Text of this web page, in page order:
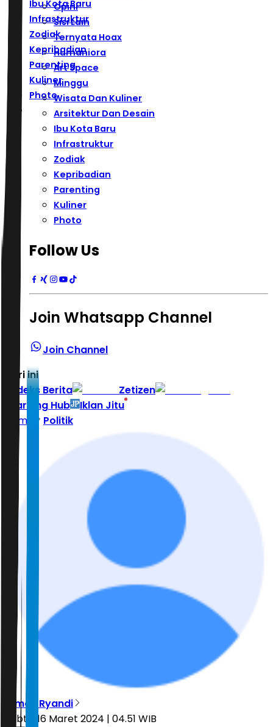
Ibu Kota Baru
Infrastruktur
Zodiak
Kepribadian
Parenting
Kuliner
Photo
Opini
Sisi Lain
Ternyata Hoax
Humaniora
Art Space
Minggu
Wisata Dan Kuliner
Arsitektur Dan Desain
Ibu Kota Baru
Infrastruktur
Zodiak
Kepribadian
Parenting
Kuliner
Photo
Follow Us
Join Whatsapp Channel
Join Channel
Hari ini
Indeks Berita
Zetizen
Learning Hub
Iklan Jitu
Home
Politik
Dimas Ryandi
Sabtu, 16 Maret 2024 | 04.51 WIB